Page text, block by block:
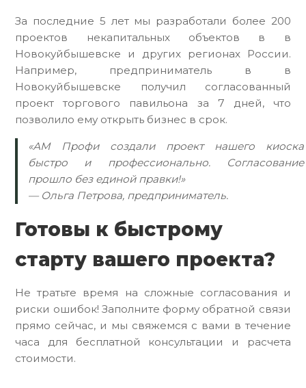
За последние 5 лет мы разработали более 200
проектов некапитальных объектов в в
Новокуйбышевске и других регионах России.
Например, предприниматель в в
Новокуйбышевске получил согласованный
проект торгового павильона за 7 дней, что
позволило ему открыть бизнес в срок.
«АМ Профи создали проект нашего киоска
быстро и профессионально. Согласование
прошло без единой правки!»
— Ольга Петрова, предприниматель.
Готовы к быстрому
старту вашего проекта?
Не тратьте время на сложные согласования и
риски ошибок! Заполните форму обратной связи
прямо сейчас, и мы свяжемся с вами в течение
часа для бесплатной консультации и расчета
стоимости.